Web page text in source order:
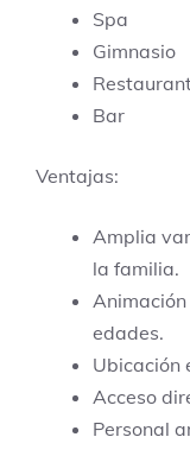
Spa
Gimnasio
Bar
Ventajas:
Amplia
la familia.
edades.
Ubicación
Acceso
Personal